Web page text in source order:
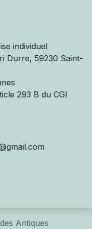
individuel
Durre, 59230 Saint-
293 B du CGI
Antiques